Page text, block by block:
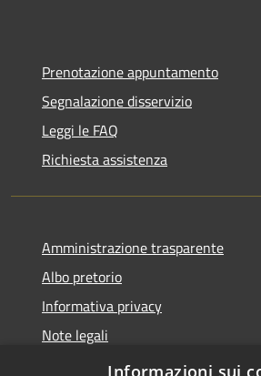
Prenotazione appuntamento
Segnalazione disservizio
Leggi le FAQ
Richiesta assistenza
Amministrazione trasparente
Albo pretorio
Informativa privacy
Note legali
Dichiarazione di accessibilità
Informazioni sui